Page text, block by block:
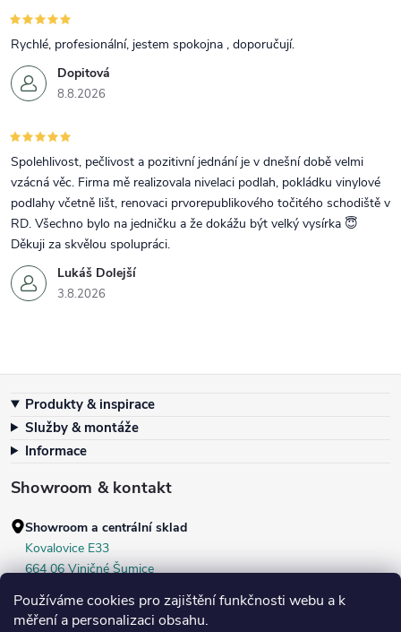
Používáme cookies pro zajištění funkčnosti webu a k
měření a personalizaci obsahu.
Dopitová
8.8.2026
Rychlé, profesionální, jestem spokojna , doporučují.
Lukáš Dolejší
3.8.2026
Spolehlivost, pečlivost a pozitivní jednání je v dnešní době velmi
vzácná věc. Firma mě realizovala nivelaci podlah, pokládku vinylové
podlahy včetně lišt, renovaci prvorepublikového točitého schodiště v
RD. Všechno bylo na jedničku a že dokážu být velký vysírka 😇
Děkuji za skvělou spolupráci.
Produkty & inspirace
Služby & montáže
Informace
Showroom & kontakt
Showroom a centrální sklad
Kovalovice E33
664 06 Viničné Šumice
+420 604 536 499